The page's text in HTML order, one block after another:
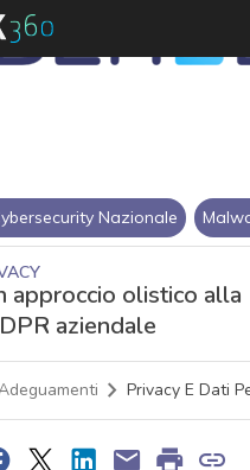
Nazionale
approccio olistico alla
aziendale
Privacy E Dati